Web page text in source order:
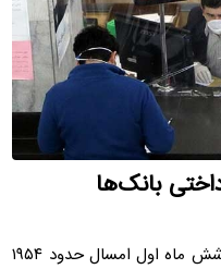
بانک مرکزی اعلام کرد: شبکه بانکی در شش ماه اول امسال حدود ۱۹۵۴